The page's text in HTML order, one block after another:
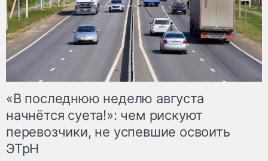
«В последнюю неделю августа
начнётся суета!»: чем рискуют
перевозчики, не успевшие освоить
ЭТрН